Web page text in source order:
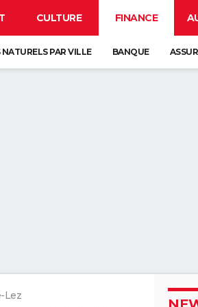
CULTURE FINANCE
NATURELS PAR VILLE BANQUE
Lez